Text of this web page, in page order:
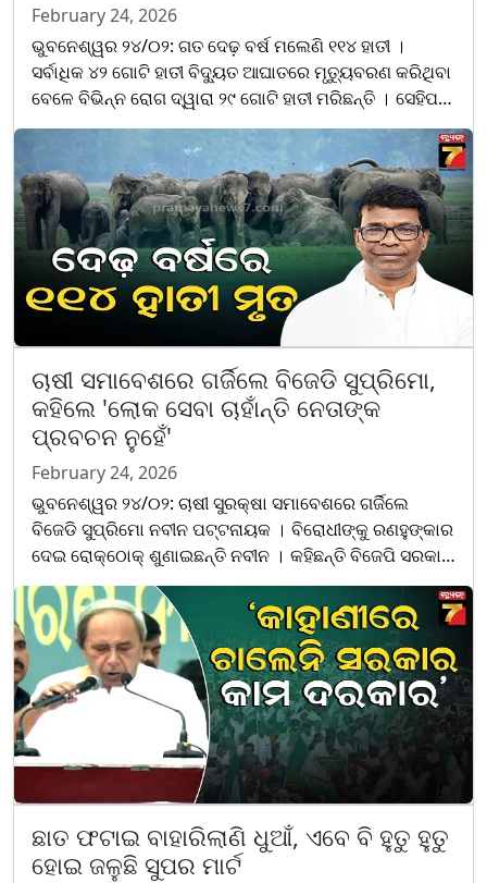
February 24, 2026
ଭୁବନେଶ୍ୱର ୨୪/୦୨: ଗତ ଦେଢ଼ ବର୍ଷ ମଲେଣି ୧୧୪ ହାତୀ ।
ସର୍ବାଧିକ ୪୨ ଗୋଟି ହାତୀ ବିଦ୍ୟୁତ ଆଘାତରେ ମୃତ୍ୟୁବରଣ କରିଥିବା
ବେଳେ ବିଭିନ୍ନ ରୋଗ ଦ୍ୱାରା ୨୯ ଗୋଟି ହାତୀ ମରିଛନ୍ତି । ସେହିପରି
ଶିକାରୀଙ୍କ ଦ୍ଵାରା ୬ ଗୋଟି ହତ୍ୟା କରାଯାଇଥିବା ବ......
ଚାଷୀ ସମାବେଶରେ ଗର୍ଜିଲେ ବିଜେଡି ସୁପ୍ରିମୋ,
କହିଲେ 'ଲୋକ ସେବା ଚାହାଁନ୍ତି ନେତାଙ୍କ
ପ୍ରବଚନ ନୁହେଁ'
February 24, 2026
ଭୁବନେଶ୍ୱର ୨୪/୦୨: ଚାଷୀ ସୁରକ୍ଷା ସମାବେଶରେ ଗର୍ଜିଲେ
ବିଜେଡି ସୁପ୍ରିମୋ ନବୀନ ପଟ୍ଟନାୟକ । ବିରୋଧୀଙ୍କୁ ରଣହୁଙ୍କାର
ଦେଇ ରୋକ୍ଠୋକ୍ ଶୁଣାଇଛନ୍ତି ନବୀନ । କହିଛନ୍ତି ବିଜେପି ସରକାର
ବଡ଼ ବଡ଼ କଥା କହୁଛି, କେବଳ କଥା କହୁଛନ୍ତି, କିଛି କାମ......
ଛାତ ଫଟାଇ ବାହାରିଲାଣି ଧୁଆଁ, ଏବେ ବି ହୁତୁ ହୁତୁ
ହୋଇ ଜଳୁଛି ସୁପର ମାର୍ଟ